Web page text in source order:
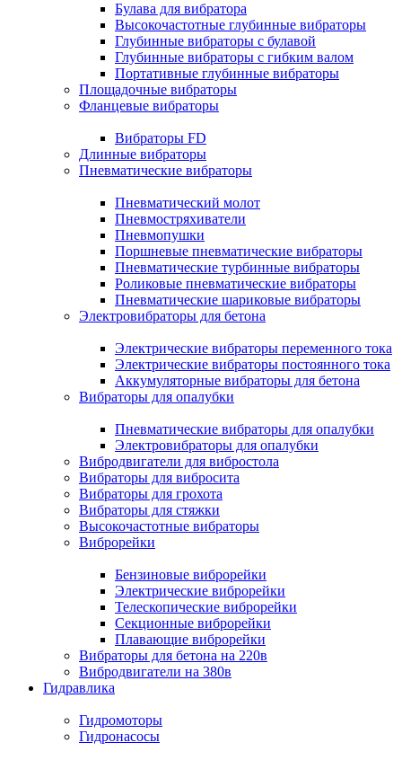
Булава для вибратора
Высокочастотные глубинные вибраторы
Глубинные вибраторы с булавой
Глубинные вибраторы с гибким валом
Портативные глубинные вибраторы
Площадочные вибраторы
Фланцевые вибраторы
Вибраторы FD
Длинные вибраторы
Пневматические вибраторы
Пневматический молот
Пневмостряхиватели
Пневмопушки
Поршневые пневматические вибраторы
Пневматические турбинные вибраторы
Роликовые пневматические вибраторы
Пневматические шариковые вибраторы
Электровибраторы для бетона
Электрические вибраторы переменного тока
Электрические вибраторы постоянного тока
Аккумуляторные вибраторы для бетона
Вибраторы для опалубки
Пневматические вибраторы для опалубки
Электровибраторы для опалубки
Вибродвигатели для вибростола
Вибраторы для вибросита
Вибраторы для грохота
Вибраторы для стяжки
Высокочастотные вибраторы
Виброрейки
Бензиновые виброрейки
Электрические виброрейки
Телескопические виброрейки
Секционные виброрейки
Плавающие виброрейки
Вибраторы для бетона на 220в
Вибродвигатели на 380в
Гидравлика
Гидромоторы
Гидронасосы